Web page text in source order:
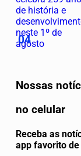
04
Nossas
no celular
Receba as
app favorito